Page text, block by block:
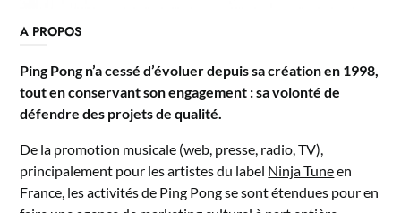
A PROPOS
Ping Pong n’a cessé d’évoluer depuis sa création en 1998,
tout en conservant son engagement : sa volonté de
défendre des projets de qualité.
De la promotion musicale (web, presse, radio, TV),
principalement pour les artistes du label Ninja Tuneen
France, les activités de Ping Pong se sont étendues pour en